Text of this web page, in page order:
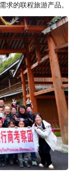
求的联程旅游产品。